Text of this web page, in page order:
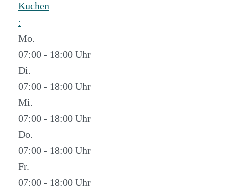
Kuchen
:
Mo.
07:00 - 18:00
Di.
07:00 - 18:00
Mi.
07:00 - 18:00
Do.
07:00 - 18:00
Fr.
07:00 - 18:00